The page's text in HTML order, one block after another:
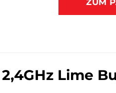
2,4GHz Lime